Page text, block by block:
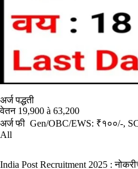
अर्ज पद्धती
वेतन 19,900 à 63,200
अर्ज फी Gen/OBC/EWS: ₹१००/-,
All
India Post Recruitment 2025 :